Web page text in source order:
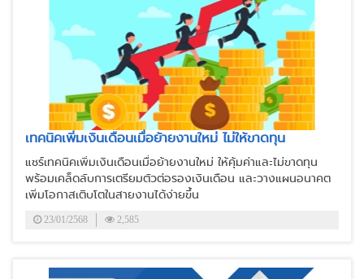
เทคนิคเพิ่มเงินเดือนเมื่อย้ายงานใหม่ ไม่ให้ขาดทุน
แชร์เทคนิคเพิ่มเงินเดือนเมื่อย้ายงานใหม่ ให้คุ้มค่าและไม่ขาดทุน
พร้อมเคล็ดลับการเตรียมตัวต่อรองเงินเดือน และวางแผนอนาคต
เพิ่มโอกาสเติบโตในสายงานได้ง่ายขึ้น
23/01/2568 2,585